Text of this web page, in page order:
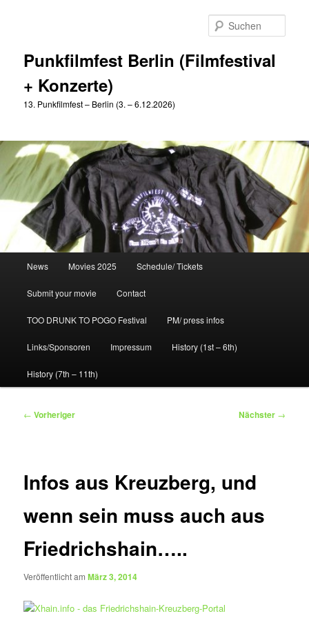
Punkfilmfest Berlin (Filmfestival
+ Konzerte)
13. Punkfilmfest – Berlin (3. – 6.12.2026)
News Movies 2025 Schedule/ Tickets
Submit your movie Contact
TOO DRUNK TO POGO Festival PM/ press infos
Links/Sponsoren Impressum History (1st – 6th)
History (7th – 11th)
Beitragsnavigation
← Vorheriger Nächster →
Infos aus Kreuzberg, und
wenn sein muss auch aus
Friedrichshain…..
Veröffentlicht amMärz 3, 2014